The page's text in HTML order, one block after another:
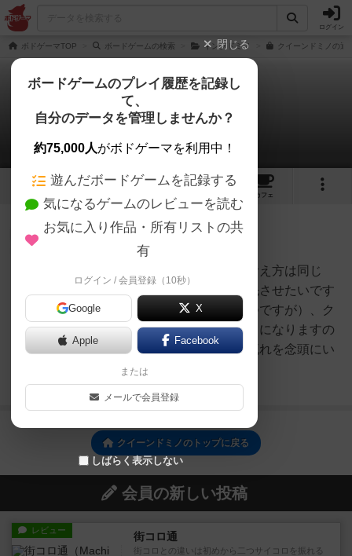
ログイン
ボドゲーマTOP ボードゲームの検索 キングドミノ クイーンドミノの通
クイーンドミノ
1件の戦略やコツ
7 8
カフェ
87名
タイルの得点はキングドミノと考え方は同じ
で、点数の高くなるタイルを優先させたいです
（人とのバッティングを避けつつですが）、ク
イーンドミノでは建物がポイントになりますの
で、お金の獲得から建物獲得の流れを念頭にい
れて進めるといいかと思います。
続きを読む（約5年前）
（Oguland）
クイーンドミノのトップに戻る
会員の新しい投稿
レビュー 街コロ通
街コロとの違いは初めから二つサイコロを振れる
閉じる
ボードゲームのプレイ履歴を記録し
て、
自分のデータを管理しませんか？
約75,000人がボドゲーマを利用中！
遊んだボードゲームを記録する
気になるゲームのレビューを読む
お気に入り作品・所有リストの共
有
ログイン / 会員登録（10秒）
Google X
Apple Facebook
または
メールで会員登録
しばらく表示しない